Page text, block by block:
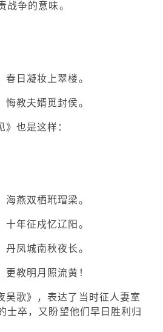
战争的意味。
春日凝妆上翠楼。
悔教夫婿觅封侯。
》也是这样：
海燕双栖玳瑁梁。
十年征戍忆辽阳。
丹凤城南秋夜长。
教明月照流黄！
吴歌》，表达了当时征人妻室
士卒，又盼望他们早日胜利归